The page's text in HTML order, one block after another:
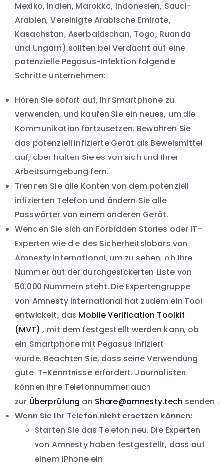
Mexiko, Indien, Marokko, Indonesien, Saudi-
Arabien, Vereinigte Arabische Emirate,
Kasachstan, Aserbaidschan, Togo, Ruanda
und Ungarn) sollten bei Verdacht auf eine
potenzielle Pegasus-Infektion folgende
Schritte unternehmen:
Hören Sie sofort auf, Ihr Smartphone zu
verwenden, und kaufen Sie ein neues, um die
Kommunikation fortzusetzen. Bewahren Sie
das potenziell infizierte Gerät als Beweismittel
auf, aber halten Sie es von sich und Ihrer
Arbeitsumgebung fern.
Trennen Sie alle Konten von dem potenziell
infizierten Telefon und ändern Sie alle
Passwörter von einem anderen Gerät.
Wenden Sie sich an Forbidden Stories oder IT-
Experten wie die des Sicherheitslabors von
Amnesty International, um zu sehen, ob Ihre
Nummer auf der durchgesickerten Liste von
50.000 Nummern steht. Die Expertengruppe
von Amnesty International hat zudem ein Tool
entwickelt, das Mobile Verification Toolkit
(MVT) , mit dem festgestellt werden kann, ob
ein Smartphone mit Pegasus infiziert
wurde. Beachten Sie, dass seine Verwendung
gute IT-Kenntnisse erfordert. Journalisten
können ihre Telefonnummer auch
zur Überprüfung an Share@amnesty.tech senden .
Wenn Sie Ihr Telefon nicht ersetzen können:
Starten Sie das Telefon neu. Die Experten
von Amnesty haben festgestellt, dass auf
einem iPhone ein